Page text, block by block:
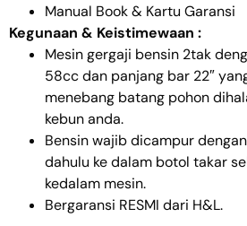
Manual Book & Kartu Garansi
Kegunaan & Keistimewaan :
Mesin gergaji bensin 2tak
58cc dan panjang bar 22″
menebang batang pohon
kebun anda.
Bensin wajib dicampur
dahulu ke dalam botol takar
kedalam mesin.
Bergaransi RESMI dari H&L.